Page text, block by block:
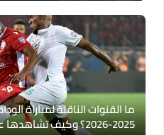
ما القنوات الناقلة لمباراة الوداد
2025-2026؟ وكيف تشاهدها عبر الإنترنت؟